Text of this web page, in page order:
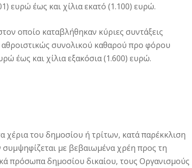
ευρώ έως και χίλια εκατό (1.100) ευρώ.
οποίο καταβλήθηκαν κύριες συντάξεις
συνολικού καθαρού προ φόρου
έως και χίλια εξακόσια (1.600) ευρώ.
χέρια του δημοσίου ή τρίτων, κατά παρέκκλιση
συμψηφίζεται με βεβαιωμένα χρέη προς τη
πρόσωπα δημοσίου δικαίου, τους Οργανισμούς